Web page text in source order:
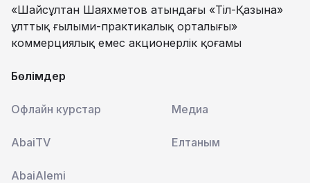
«Шайсұлтан Шаяхметов атындағы «Тіл-Қазына»
ұлттық ғылыми-практикалық орталығы»
коммерциялық емес акционерлік қоғамы
Бөлімдер
Офлайн курстар Медиа
AbaiTV Елтаным
AbaiAlemi